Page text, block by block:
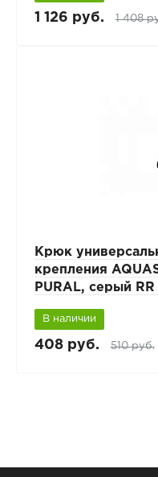
1 126 руб. 1 408
Крюк
крепления
PURAL, серый
В наличии
408 руб. 510 руб.